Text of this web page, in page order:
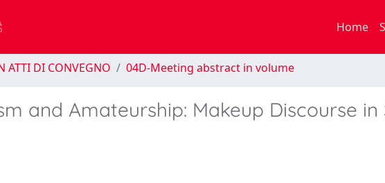
Home
ATTI DI CONVEGNO 04D-Meeting abstract in volume
and Amateurship: Makeup Discourse in